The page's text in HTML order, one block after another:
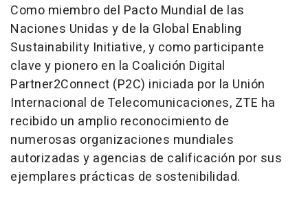
Como miembro del Pacto Mundial de las
Naciones Unidas y de la Global Enabling
Sustainability Initiative, y como participante
clave y pionero en la Coalición Digital
Partner2Connect (P2C) iniciada por la Unión
Internacional de Telecomunicaciones, ZTE ha
recibido un amplio reconocimiento de
numerosas organizaciones mundiales
autorizadas y agencias de calificación por sus
ejemplares prácticas de sostenibilidad.